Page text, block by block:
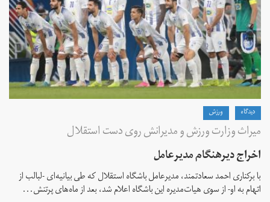
دیدگاه ورزش
میراث وزارت ورزش و مدیرانش روی دست استقلال
اخراج دیرهنگام مدیرعامل
با برکناری احمد سعادتمند، مدیرعامل باشگاه استقلال که طی بیانیه‌ای -لبالب از
اتهام به او- از سوی هیات‌مدیره این باشگاه اعلام شد، بعد از ماه‌های پرتنش...